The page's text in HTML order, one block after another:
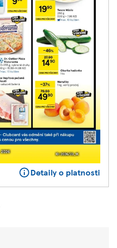
Detaily o platnosti